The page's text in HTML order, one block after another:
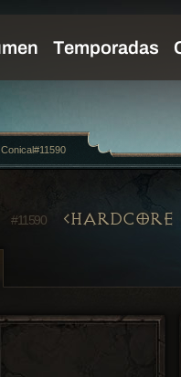
#11590
Conical#11590